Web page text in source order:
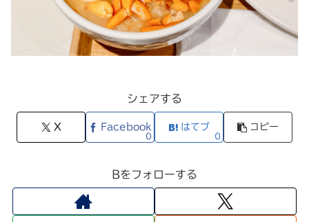
シェアする
X Facebook
0
はてブ
0
コピー
Bをフォローする